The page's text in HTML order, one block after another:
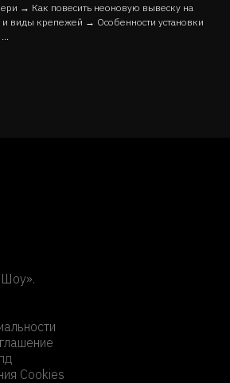
→ Как повесить неоновую вывеску на
виды крепежей → Особенности установки
Cookies